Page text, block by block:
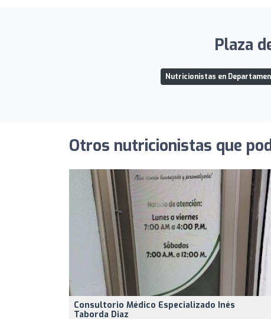
Plaza
Nutricionistas en
Otros nutricionistas que
Consultorio Médico Especializado Inés
Taborda Diaz